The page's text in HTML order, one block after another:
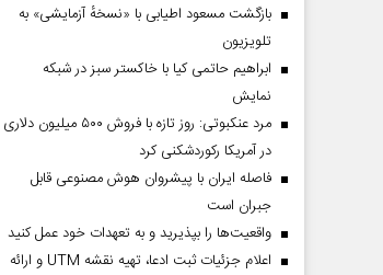
بازگشت مسعود اطیابی با «نسخهٔ آزمایشی» به
تلویزیون
ابراهیم حاتمی کیا با خاکستر سبز در شبکه
نمایش
مرد عنکبوتی: روز تازه با فروش ۵۰۰ میلیون دلاری
در آمریکا رکوردشکنی کرد
فاصله ایران با پیشرو‌ان هوش مصنوعی قابل
جبران است
واقعیت‌ها را بپذیرید و به تعهدات خود عمل کنید
اعلام جزئیات ثبت ادعا، تهیه نقشه UTM و ارائه